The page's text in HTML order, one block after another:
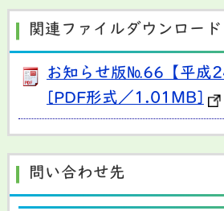
関連ファイルダウンロード
お知らせ版№66【平成
[PDF形式／1.01MB]
問い合わせ先